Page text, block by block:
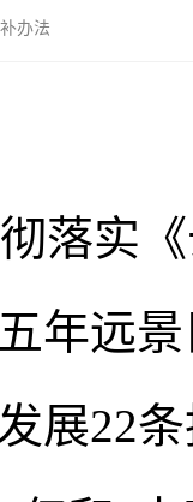
办法
落实
年远
展22